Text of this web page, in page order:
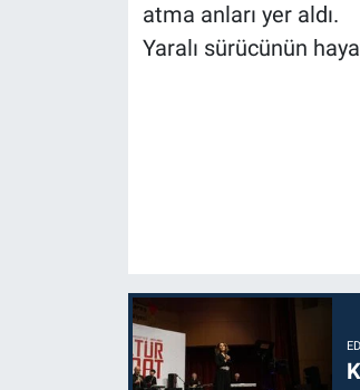
atma anları yer aldı.
Yaralı sürücünün